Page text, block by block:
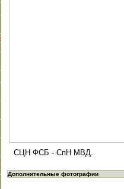
СЦН ФСБ - СпН МВД.
Дополнительные фотографии